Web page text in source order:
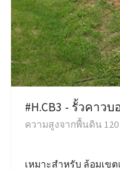
#H.CB3 - รั้วคาว
ความสูงจากพื้นดิน
เหมาะสำหรับ ล้อมเข